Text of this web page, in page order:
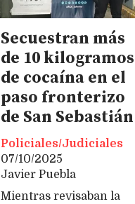
Secuestran más
de 10 kilogramos
de cocaína en el
paso fronterizo
de San Sebastián
Javier Puebla
Policiales/Judiciales
07/10/2025
Mientras revisaban la